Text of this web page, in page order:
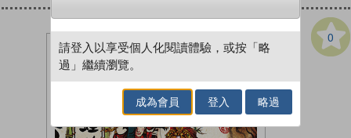
0
請登入以享受個人化閱讀體驗，或按「略
過」繼續瀏覽。
成為會員 登入 略過